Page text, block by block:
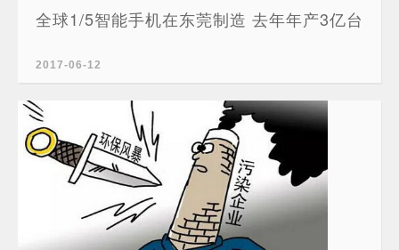
全球1/5智能手机在东莞制造 去年年产3亿台
2017-06-12